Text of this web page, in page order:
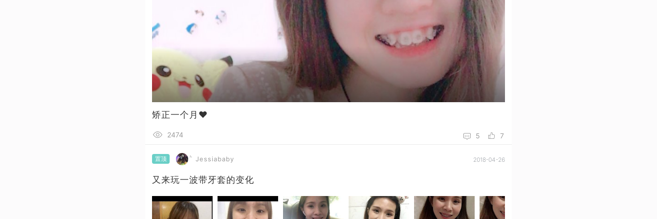
矫正一个月❤
2474 7
5
置顶  Jessiababy 2018-04-26
又来玩一波带牙套的 变化